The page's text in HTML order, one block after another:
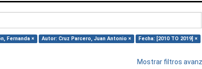
Fernanda × Autor: Cruz Parcero, Juan Antonio ×
Fecha: [2010 TO 2019] ×
Mostrar filtros